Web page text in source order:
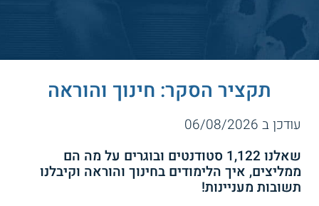
תקציר הסקר: חינוך והוראה
עודכן ב 06/08/2026
שאלנו 1,122 סטודנטים ובוגרים על מה הם
ממליצים, איך הלימודים בחינוך והוראה וקיבלנו
תשובות מעניינות!